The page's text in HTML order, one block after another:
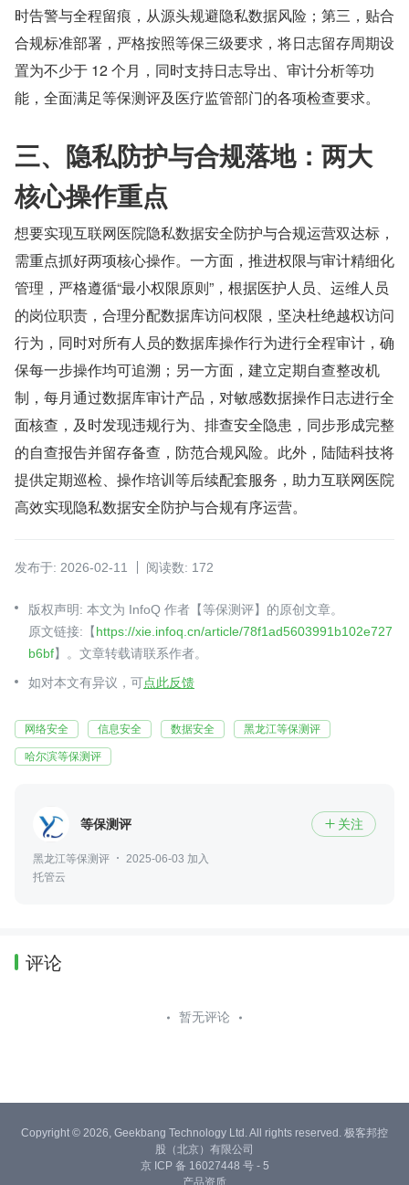
时告警与全程留痕，从源头规避隐私数据风险；第三，贴合
合规标准部署，严格按照等保三级要求，将日志留存周期设
置为不少于 12 个月，同时支持日志导出、审计分析等功
能，全面满足等保测评及医疗监管部门的各项检查要求。
三、隐私防护与合规落地：两大
核心操作重点
想要实现互联网医院隐私数据安全防护与合规运营双达标，
需重点抓好两项核心操作。一方面，推进权限与审计精细化
管理，严格遵循“最小权限原则”，根据医护人员、运维人员
的岗位职责，合理分配数据库访问权限，坚决杜绝越权访问
行为，同时对所有人员的数据库操作行为进行全程审计，确
保每一步操作均可追溯；另一方面，建立定期自查整改机
制，每月通过数据库审计产品，对敏感数据操作日志进行全
面核查，及时发现违规行为、排查安全隐患，同步形成完整
的自查报告并留存备查，防范合规风险。此外，陆陆科技将
提供定期巡检、操作培训等后续配套服务，助力互联网医院
高效实现隐私数据安全防护与合规有序运营。
发布于: 2026-02-11 阅读数: 172
版权声明: 本文为 InfoQ 作者【等保测评】的原创文章。
原文链接:【https://xie.infoq.cn/article/78f1ad5603991b102e727
b6bf】。文章转载请联系作者。
如对本文有异议，可点此反馈
网络安全 信息安全 数据安全 黑龙江等保测评
哈尔滨等保测评
等保测评  关注
黑龙江等保测评
2025-06-03 加入
托管云
评论
暂无评论
Copyright © 2026, Geekbang Technology Ltd. All rights reserved. 极客邦控
股（北京）有限公司
京 ICP 备 16027448 号 - 5
产品资质